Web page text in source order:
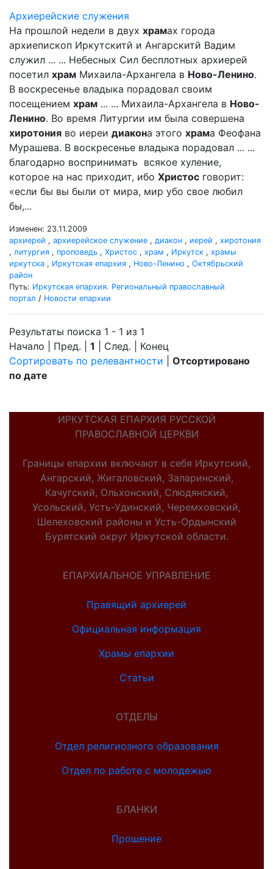
Архиерейские служения
На прошлой недели в двух храмах города
архиепископ Иркутскитй и Ангарскитй Вадим
служил ... ... Небесных Сил бесплотных архиерей
посетил храм Михаила-Архангела в Ново-Ленино.
В воскресенье владыка порадовал своим
посещением храм ... ... Михаила-Архангела в Ново-
Ленино. Во время Литургии им была совершена
хиротония во иереи диакона этого храма Феофана
Мурашева. В воскресенье владыка порадовал ... ...
благодарно воспринимать всякое хуление,
которое на нас приходит, ибо Христос говорит:
«если бы вы были от мира, мир убо свое любил
бы,...
Изменен: 23.11.2009
архиерей , архиерейское служение , диакон , иерей , хиротония
, литургия , проповедь , Христос , храм , Иркутск , храмы
иркутска , Иркутская епархия , Ново-Ленино , Октябрьский
район
Путь: Иркутская епархия. Региональный православный
портал / Новости епархии
Результаты поиска 1 - 1 из 1
Начало | Пред. | 1 | След. | Конец
Сортировать по релевантности
Отсортировано
по дате
ИРКУТСКАЯ ЕПАРХИЯ РУССКОЙ
ПРАВОСЛАВНОЙ ЦЕРКВИ
Границы епархии включают в себя Иркутский,
Ангарский, Жигаловский, Заларинский,
Качугский, Ольхонский, Слюдянский,
Усольский, Усть-Удинский, Черемховский,
Шелеховский районы и Усть-Ордынский
Бурятский округ Иркутской области.
ЕПАРХИАЛЬНОЕ УПРАВЛЕНИЕ
Правящий архиерей
Официальная информация
Храмы епархии
Статьи
ОТДЕЛЫ
Отдел религиозного образования
Отдел по работе с молодежью
БЛАНКИ
Прошение